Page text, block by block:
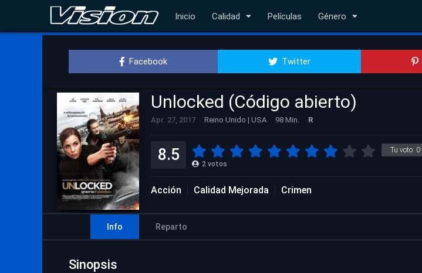
Inicio Calidad Películas Género
Facebook Twitter
Unlocked (Código abierto)
Apr. 27, 2017 Reino Unido | USA 98 Min. R
Tu voto: 0
8.5 2 votos
Acción Calidad Mejorada Crimen
Info Reparto
Sinopsis